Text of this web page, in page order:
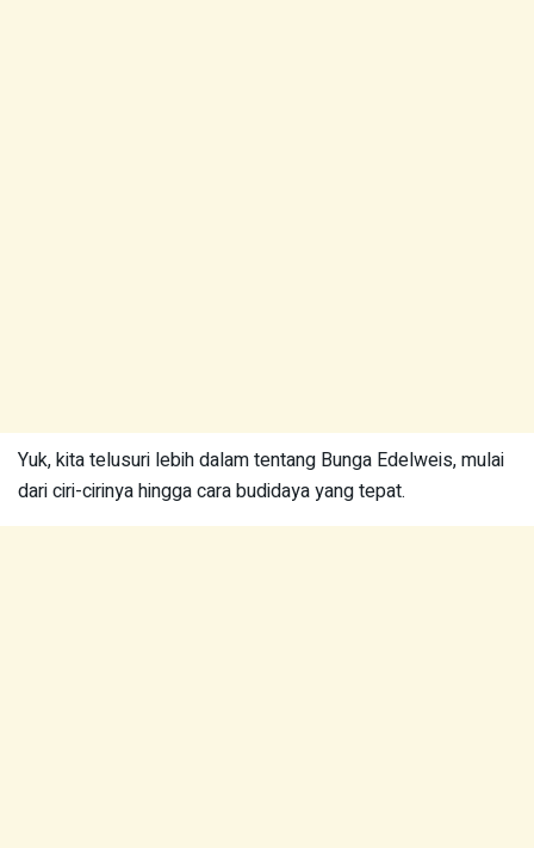
Yuk, kita telusuri lebih dalam tentang Bunga Edelweis, mulai
dari ciri-cirinya hingga cara budidaya yang tepat.